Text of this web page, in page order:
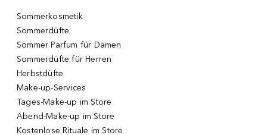
Sommerkosmetik
Sommerdüfte
Sommer Parfum für Damen
Sommerdüfte für Herren
Herbstdüfte
Make-up-Services
Tages-Make-up im Store
Abend-Make-up im Store
Kostenlose Rituale im Store